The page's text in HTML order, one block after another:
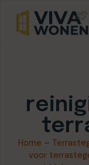
Home –
voor